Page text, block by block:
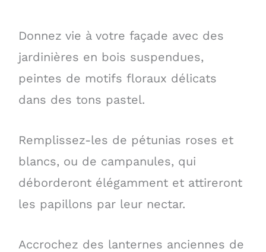
Donnez vie à votre façade avec des
jardinières en bois suspendues,
peintes de motifs floraux délicats
dans des tons pastel.
Remplissez-les de pétunias roses et
blancs, ou de campanules, qui
déborderont élégamment et attireront
les papillons par leur nectar.
Accrochez des lanternes anciennes de